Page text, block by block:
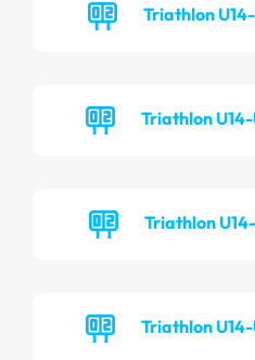
Triathlon
Triathlon U14-
Triathlon
Triathlon